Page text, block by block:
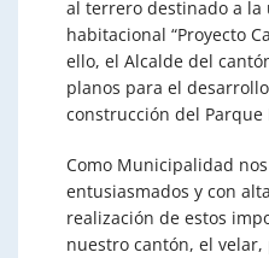
al terrero destinado a la
habitacional “Proyecto
ello, el Alcalde del
planos para el
construcción del
Como Municipalidad
entusiasmados y con
realización de estos
nuestro cantón, el